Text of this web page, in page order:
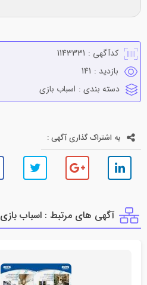
کدآگهی : 1143331
بازدید : 141
دسته بندی : اسباب بازي
به اشتراک گذاری آگهی :
آگهی های مرتبط : اسباب بازي